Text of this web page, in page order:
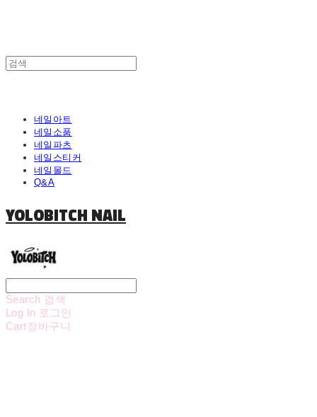
네일아트
네일소품
네일파츠
네일스티커
네일몰드
Q&A
YOLOBITCH NAIL
Search 검색
Log In 로그인
Cart장바구니